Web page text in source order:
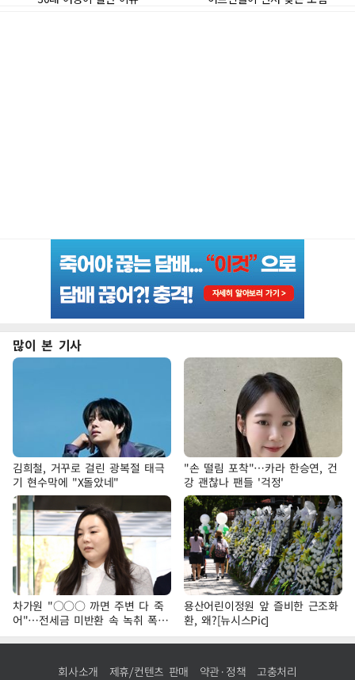
많이 본 기사
김희철, 거꾸로 걸린 광복절 태극
기 현수막에 "X돌았네"
"손 떨림 포착"…카라 한승연, 건
강 괜찮나 팬들 '걱정'
차가원 "○○○ 까면 주변 다 죽
어"…전세금 미반환 속 녹취 폭로
파장
용산어린이정원 앞 즐비한 근조화
환, 왜?[뉴시스Pic]
회사소개 제휴/컨텐츠 판매 약관·정책 고충처리